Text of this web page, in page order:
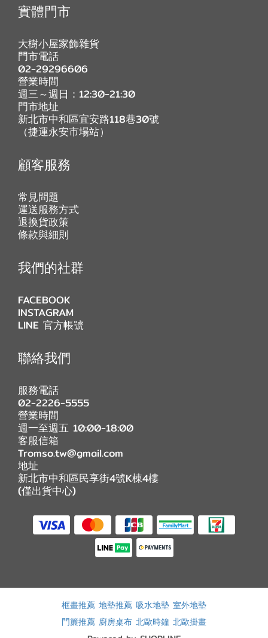
實體門市
大樹小屋家飾雜貨
門市電話
02-29296606
營業時間
週三～週日：12:30-21:30
門市地址
新北市中和區宜安路118巷30號
（捷運永安市場站）
顧客服務
常見問題
運送服務方式
退換貨政策
條款與細則
我們的社群
FACEBOOK
INSTAGRAM
LINE 官方帳號
聯絡我們
服務電話
02-2226-5555
營業時間
週一至週五 10:00-18:00
客服信箱
Tromso.tw@gmail.com
地址
新北市中和區民享街4號K棟4樓
(僅出貨中心)
框畫推薦 地墊推薦 吸水地墊 室外地墊
門簾推薦 廚房桌布 北歐時鐘 北歐掛畫